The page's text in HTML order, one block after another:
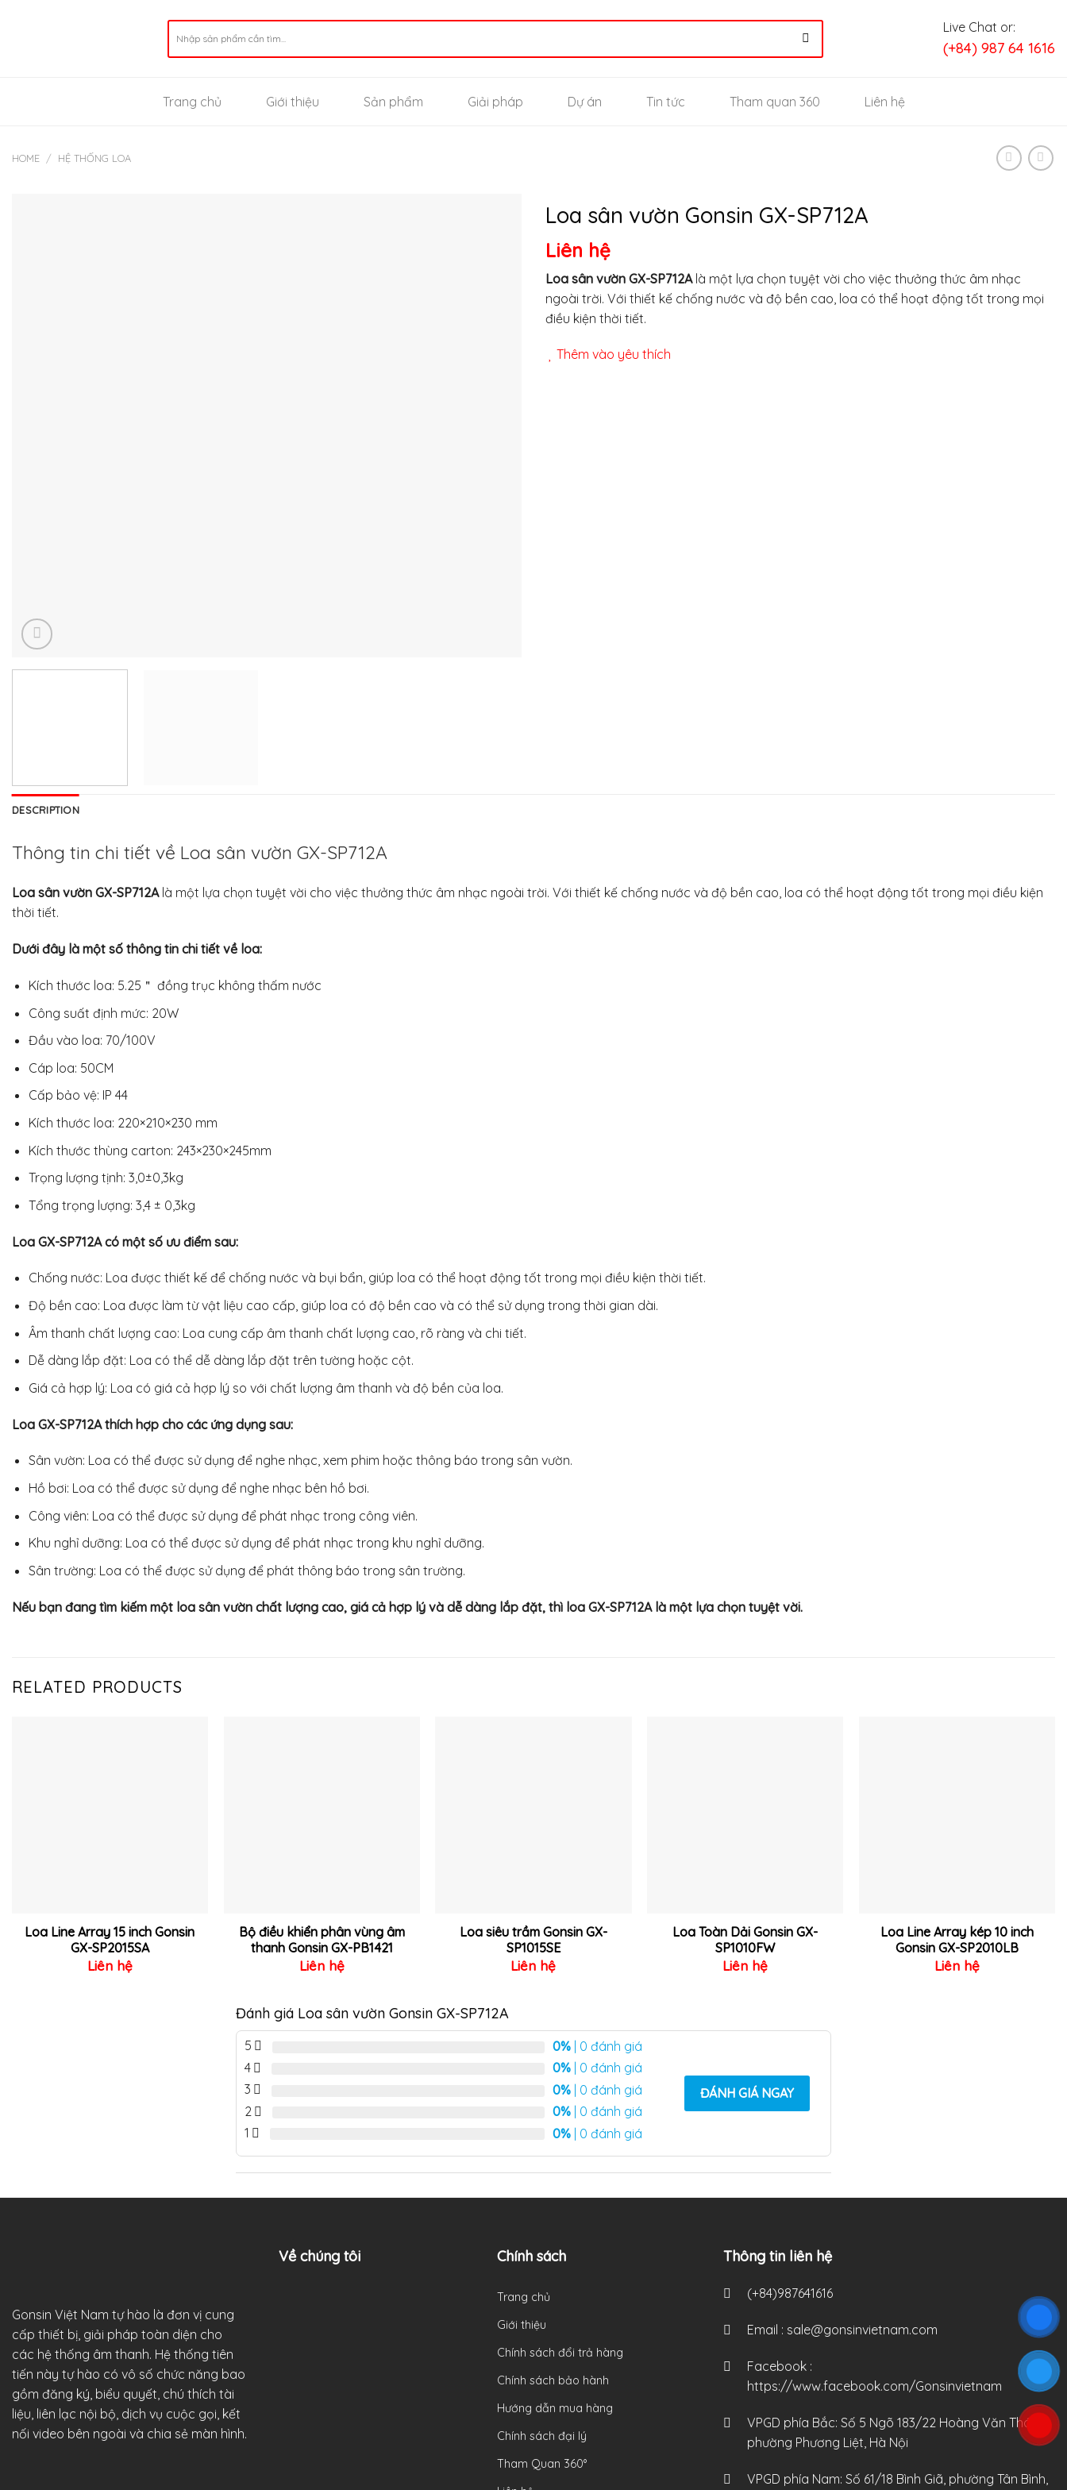
for:
Live Chat or:
(+84) 987 64 1616
Trang chủ Giới thiệu Sản phẩm Giải pháp Dự án Tin tức Tham quan 360 Liên hệ
HOME / HỆ THỐNG LOA
Loa sân vườn Gonsin GX-SP712A
Liên hệ
Loa sân vườn GX-SP712Alà một lựa chọn tuyệt vời cho việc thưởng thức âm nhạc
ngoài trời. Với thiết kế chống nước và độ bền cao, loa có thể hoạt động tốt trong mọi
điều kiện thời tiết.
Thêm vào yêu thích
DESCRIPTION
Thông tin chi tiết về Loa sân vườn GX-SP712A
Loa sân vườn GX-SP712Alà một lựa chọn tuyệt vời cho việc thưởng thức âm nhạc ngoài trời. Với thiết kế chống nước và độ bền cao, loa có thể hoạt động tốt trong mọi điều kiện
thời tiết.
Dưới đây là một số thông tin chi tiết về loa:
Kích thước loa: 5.25＂ đồng trục không thấm nước
Công suất định mức: 20W
Đầu vào loa: 70/100V
Cáp loa: 50CM
Cấp bảo vệ: IP 44
Kích thước loa: 220×210×230 mm
Kích thước thùng carton: 243×230×245mm
Trọng lượng tịnh: 3,0±0,3kg
Tổng trọng lượng: 3,4 ± 0,3kg
Loa GX-SP712A có một số ưu điểm sau:
Chống nước: Loa được thiết kế để chống nước và bụi bẩn, giúp loa có thể hoạt động tốt trong mọi điều kiện thời tiết.
Độ bền cao: Loa được làm từ vật liệu cao cấp, giúp loa có độ bền cao và có thể sử dụng trong thời gian dài.
Âm thanh chất lượng cao: Loa cung cấp âm thanh chất lượng cao, rõ ràng và chi tiết.
Dễ dàng lắp đặt: Loa có thể dễ dàng lắp đặt trên tường hoặc cột.
Giá cả hợp lý: Loa có giá cả hợp lý so với chất lượng âm thanh và độ bền của loa.
Loa GX-SP712A thích hợp cho các ứng dụng sau:
Sân vườn: Loa có thể được sử dụng để nghe nhạc, xem phim hoặc thông báo trong sân vườn.
Hồ bơi: Loa có thể được sử dụng để nghe nhạc bên hồ bơi.
Công viên: Loa có thể được sử dụng để phát nhạc trong công viên.
Khu nghỉ dưỡng: Loa có thể được sử dụng để phát nhạc trong khu nghỉ dưỡng.
Sân trường: Loa có thể được sử dụng để phát thông báo trong sân trường.
Nếu bạn đang tìm kiếm một loa sân vườn chất lượng cao, giá cả hợp lý và dễ dàng lắp đặt, thì loa GX-SP712A là một lựa chọn tuyệt vời.
RELATED PRODUCTS
Loa Line Array 15 inch Gonsin
GX-SP2015SA
Liên hệ
Bộ điều khiển phân vùng âm
thanh Gonsin GX-PB1421
Liên hệ
Loa siêu trầm Gonsin GX-
SP1015SE
Liên hệ
Loa Toàn Dải Gonsin GX-
SP1010FW
Liên hệ
Loa Line Array kép 10 inch
Gonsin GX-SP2010LB
Liên hệ
Đánh giá Loa sân vườn Gonsin GX-SP712A
5 0% | 0 đánh giá
4
0% | 0 đánh giá
3
0% | 0 đánh giá
2
0% | 0 đánh giá
1
0% | 0 đánh giá
ĐÁNH GIÁ NGAY
Gonsin Việt Nam tự hào là đơn vị cung
cấp thiết bị, giải pháp toàn diện cho
các hệ thống âm thanh. Hệ thống tiên
tiến này tự hào có vô số chức năng bao
gồm đăng ký, biểu quyết, chú thích tài
liệu, liên lạc nội bộ, dịch vụ cuộc gọi, kết
nối video bên ngoài và chia sẻ màn hình.
Về chúng tôi Chính sách
Trang chủ
Giới thiệu
Chính sách đổi trả hàng
Chính sách bảo hành
Hướng dẫn mua hàng
Chính sách đại lý
Tham Quan 360°
Thông tin liên hệ
(+84)987641616
Email : sale@gonsinvietnam.com
Facebook :
https://www.facebook.com/Gonsinvietnam
VPGD phía Bắc: Số 5 Ngõ 183/22 Hoàng Văn Thái,
phường Phương Liệt, Hà Nội
VPGD phía Nam: Số 61/18 Bình Giã, phường Tân Bình,